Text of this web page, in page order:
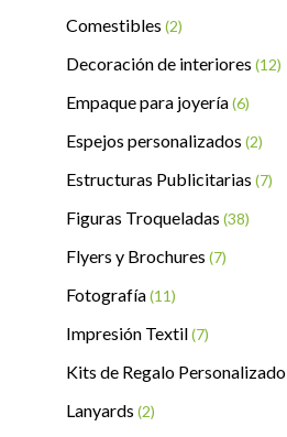
Comestibles (2)
Decoración de interiores (12)
Empaque para joyería(6)
Espejos personalizados (2)
Estructuras Publicitarias (7)
Figuras Troqueladas (38)
Flyers y Brochures (7)
Fotografía(11)
Impresión Textil(7)
Kits de Regalo Personalizado
Lanyards (2)